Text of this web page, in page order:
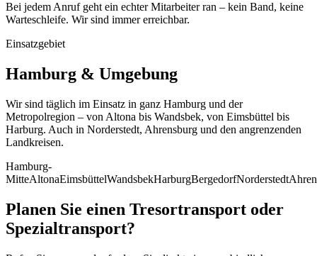
Bei jedem Anruf geht ein echter Mitarbeiter ran – kein Band, keine
Warteschleife. Wir sind immer erreichbar.
Einsatzgebiet
Hamburg & Umgebung
Wir sind täglich im Einsatz in ganz Hamburg und der
Metropolregion – von Altona bis Wandsbek, von Eimsbüttel bis
Harburg. Auch in Norderstedt, Ahrensburg und den angrenzenden
Landkreisen.
Hamburg-
MitteAltonaEimsbüttelWandsbekHarburgBergedorfNorderstedt
Planen Sie einen Tresortransport oder
Spezialtransport?